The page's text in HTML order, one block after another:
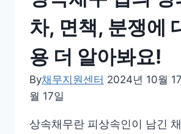
차, 면책, 분쟁에
용 더 알아봐요!
By채무지원센터 2024년 10월
월 17일
상속채무란 피상속인이 남긴